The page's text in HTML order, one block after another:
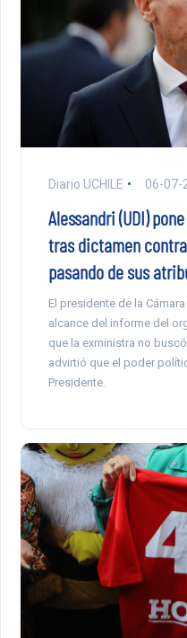
Diario UCHILE 06-07-
Alessandri (UDI)
tras dictamen
pasando de sus
El presidente de la
alcance del informe del
que la exministra no
advirtió que el poder
Presidente.